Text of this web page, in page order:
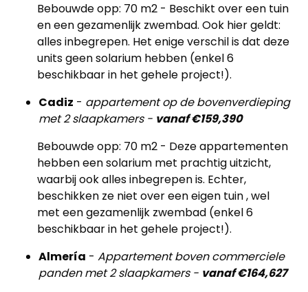
Bebouwde opp: 70 m2 - Beschikt over een tuin
en een gezamenlijk zwembad. Ook hier geldt:
alles inbegrepen. Het enige verschil is dat deze
units geen solarium hebben (enkel 6
beschikbaar in het gehele project!).
Cadiz - appartement op de bovenverdieping
met 2 slaapkamers - vanaf €159,390
Bebouwde opp: 70 m2 - Deze appartementen
hebben een solarium met prachtig uitzicht,
waarbij ook alles inbegrepen is. Echter,
beschikken ze niet over een eigen tuin , wel
met een gezamenlijk zwembad (enkel 6
beschikbaar in het gehele project!).
Almería - Appartement boven commerciele
panden met 2 slaapkamers - vanaf €164,627